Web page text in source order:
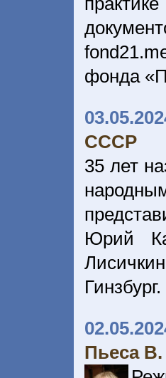
фонда
СССР
35 лет
Юрий
Гинзбург.
Пьеса